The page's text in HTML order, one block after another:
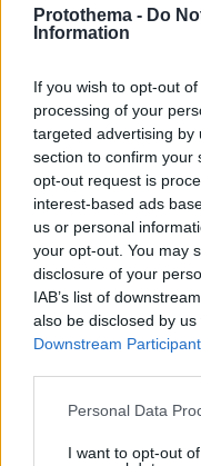
Protothema - Do
Information
If you wish to opt-out
processing of your
targeted advertising by
section to confirm your
opt-out request is
interest-based ads
us or personal
your opt-out. You may
disclosure of your
IAB’s list of
also be disclosed by
Downstream
Please note that this
not limited to your visit
Personal Data
I want to opt-out
για παιδοφιλια. Σε
Καληνύχτα,
Κώστας Κόρμπος
08.07.2025, 15:02
Έχει
τρομοκράτες.
βρει ο ΣΥΡΙΖΑ.
την βρήκατε.
ΑΠΑΝΤΗΣΗ
ΦΟΡΤΩΣΗ